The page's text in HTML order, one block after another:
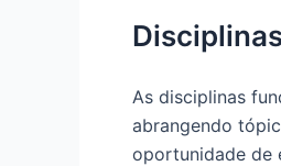
As disciplinas
abrangendo
oportunidade de